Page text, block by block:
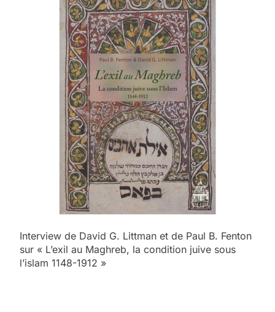
Interview de David G. Littman et de Paul B. Fenton
sur « L’exil au Maghreb, la condition juive sous
l’islam 1148-1912 »